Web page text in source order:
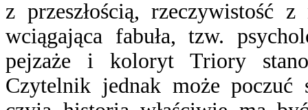
z przeszłością, rzeczywistość
wciągająca fabuła, tzw.
pejzaże i koloryt Triory
Czytelnik jednak może poczuć